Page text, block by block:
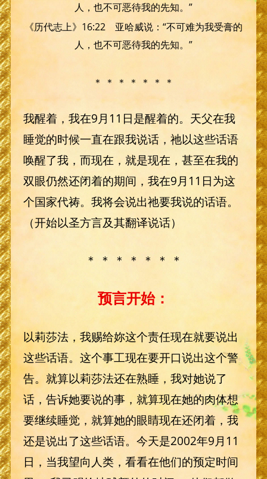
人，也不可恶待我的先知。”
《历代志上》16:22 亚哈威说：“不可难为我受膏的
人，也不可恶待我的先知。”
＊ ＊ ＊ ＊ ＊ ＊ ＊
我醒着，我在9月11日是醒着的。天父在我
睡觉的时候一直在跟我说话，祂以这些话语
唤醒了我，而现在，就是现在，甚至在我的
双眼仍然还闭着的期间，我在9月11日为这
个国家代祷。我将会说出祂要我说的话语。
（开始以圣方言及其翻译说话）
＊ ＊ ＊ ＊ ＊ ＊ ＊
预言开始：
以莉莎法，我赐给妳这个责任现在就要说出
这些话语。这个事工现在要开口说出这个警
告。就算以莉莎法还在熟睡，我对她说了
话，告诉她要说的事，就算现在她的肉体想
要继续睡觉，就算她的眼睛现在还闭着，我
还是说出了这些话语。今天是2002年9月11
日，当我望向人类，看看在他们的预定时间